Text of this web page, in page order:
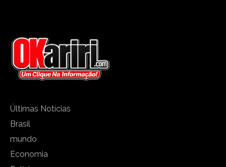
Últimas Notícias
Brasil
mundo
Economia